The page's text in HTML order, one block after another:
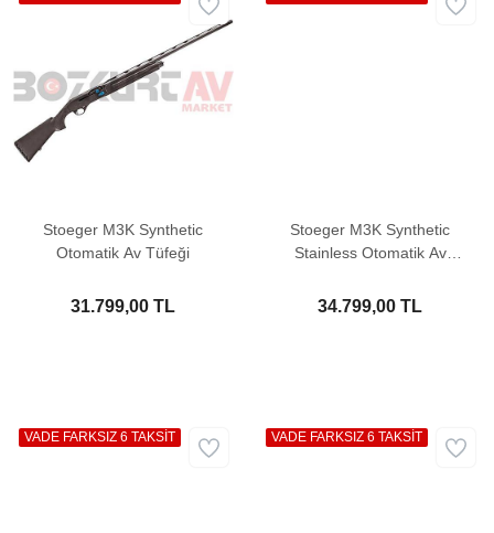
Stoeger M3K Synthetic
Otomatik Av Tüfeği
31.799,00 TL
Stoeger M3K Synthetic
Stainless Otomatik Av
34.799,00 TL
VADE FARKSIZ 6 TAKSİT VADE FARKSIZ 6 TAKSİT